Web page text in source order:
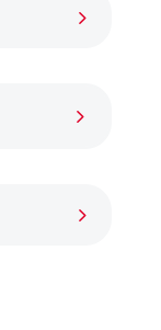
5
5
5